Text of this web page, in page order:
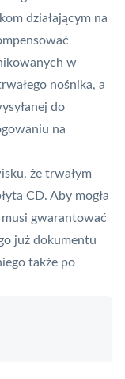
działającym na
w
nośnika, a
do
na
że trwałym
CD. Aby mogła
gwarantować
już dokumentu
także po